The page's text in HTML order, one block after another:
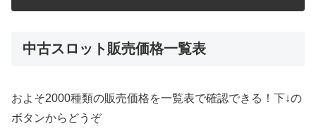
中古スロット販売価格一覧表
およそ2000種類の販売価格を一覧表で確認できる！下↓の
ボタンからどうぞ